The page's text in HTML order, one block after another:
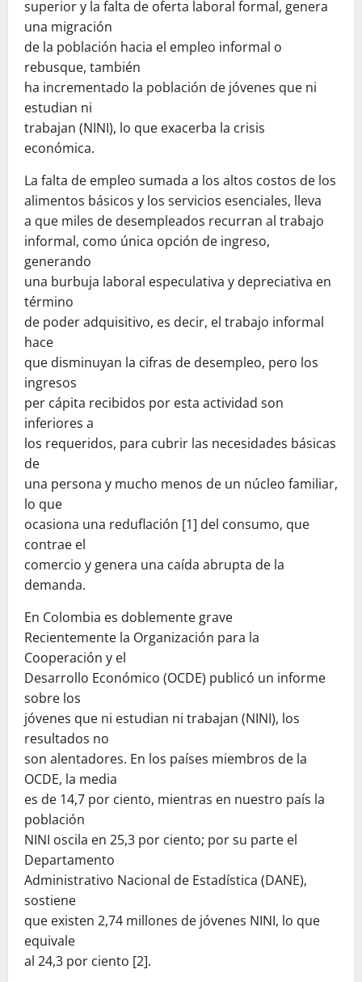
superior y la falta de oferta laboral formal, genera
una migración
de la población hacia el empleo informal o
rebusque, también
ha incrementado la población de jóvenes que ni
estudian ni
trabajan (NINI), lo que exacerba la crisis
económica.
La falta de empleo sumada a los altos costos de los
alimentos básicos y los servicios esenciales, lleva
a que miles de desempleados recurran al trabajo
informal, como única opción de ingreso,
generando
una burbuja laboral especulativa y depreciativa en
término
de poder adquisitivo, es decir, el trabajo informal
hace
que disminuyan la cifras de desempleo, pero los
ingresos
per cápita recibidos por esta actividad son
inferiores a
los requeridos, para cubrir las necesidades básicas
de
una persona y mucho menos de un núcleo familiar,
lo que
ocasiona una reduflación [1] del consumo, que
contrae el
comercio y genera una caída abrupta de la
demanda.
En Colombia es doblemente grave
Recientemente la Organización para la
Cooperación y el
Desarrollo Económico (OCDE) publicó un informe
sobre los
jóvenes que ni estudian ni trabajan (NINI), los
resultados no
son alentadores. En los países miembros de la
OCDE, la media
es de 14,7 por ciento, mientras en nuestro país la
población
NINI oscila en 25,3 por ciento; por su parte el
Departamento
Administrativo Nacional de Estadística (DANE),
sostiene
que existen 2,74 millones de jóvenes NINI, lo que
equivale
al 24,3 por ciento [2].